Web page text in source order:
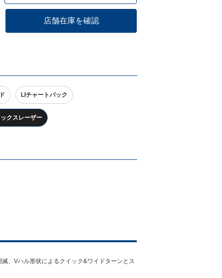
店舗在庫を確認
LIチャートバック
クスレーザー
、Vハル形状によるクイック&ワイドターンとス